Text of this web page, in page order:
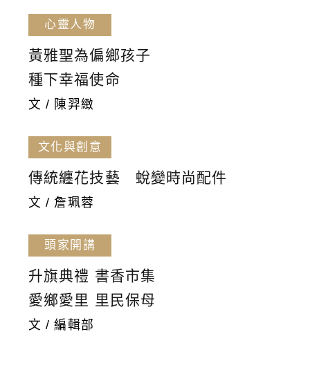
心靈人物
黃雅聖為偏鄉孩子
種下幸福使命
文 / 陳羿緻
文化與創意
傳統纏花技藝 蛻變時尚配件
文 / 詹珮蓉
頭家開講
升旗典禮 書香市集
愛鄉愛里 里民保母
文 / 編輯部